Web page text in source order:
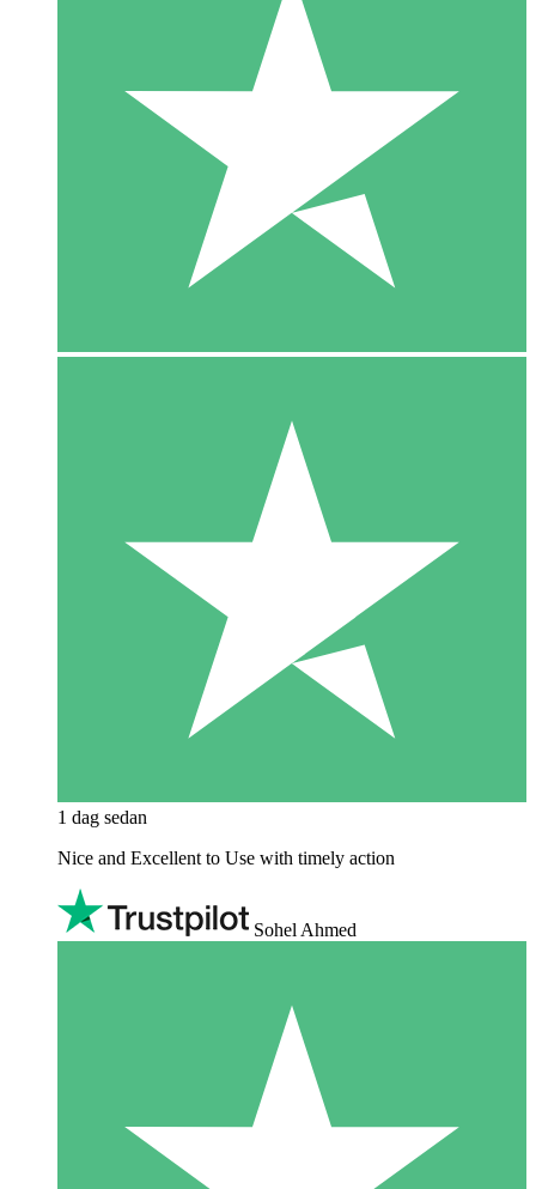
1 dag sedan
Nice and Excellent to Use with timely action
Sohel Ahmed